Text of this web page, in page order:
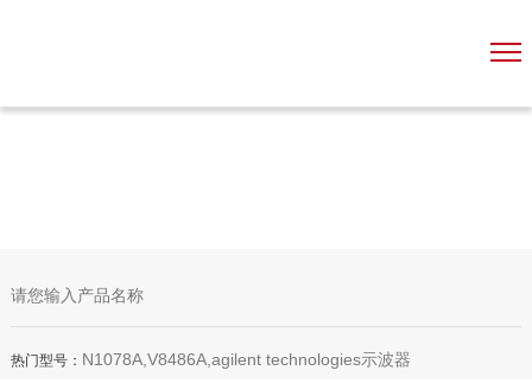
热门型号： N1078A,V8486A,agilent technologies示波器